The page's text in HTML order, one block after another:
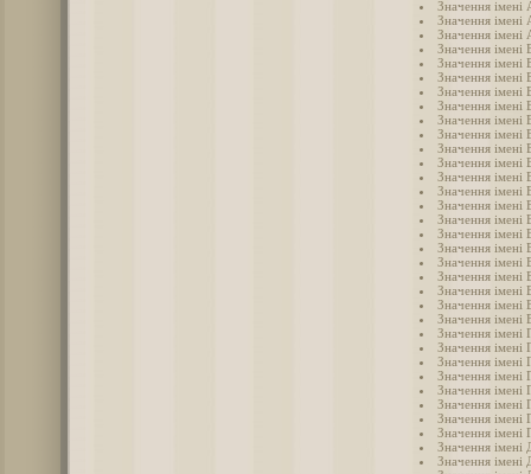
Значення імені
Значення імені
Значення імені
Значення імені
Значення імені
Значення імені
Значення імені
Значення імені
Значення імені
Значення імені
Значення імені
Значення імені
Значення імені
Значення імені
Значення імені
Значення імені
Значення імені
Значення імені
Значення імені
Значення імені
Значення
Значення імені
Значення імені
Значення імені
Значення імені
Значення імені
Значення імені
Значення імені
Значення імені
Значення імені
Значення імені
Значення імені
Значення імені